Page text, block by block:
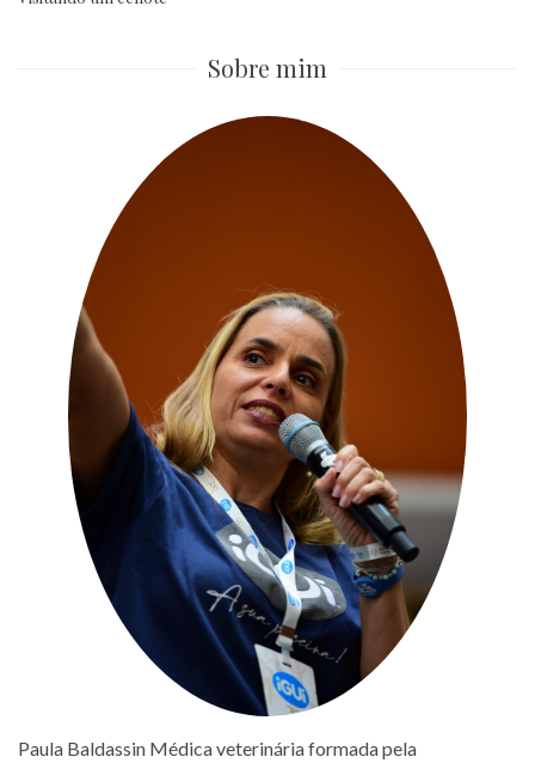
Sobre mim
Paula Baldassin Médica veterinária formada pela